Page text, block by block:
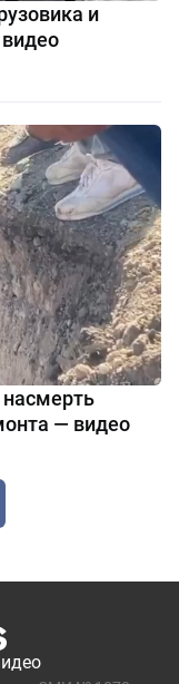
и
насмерть
— видео